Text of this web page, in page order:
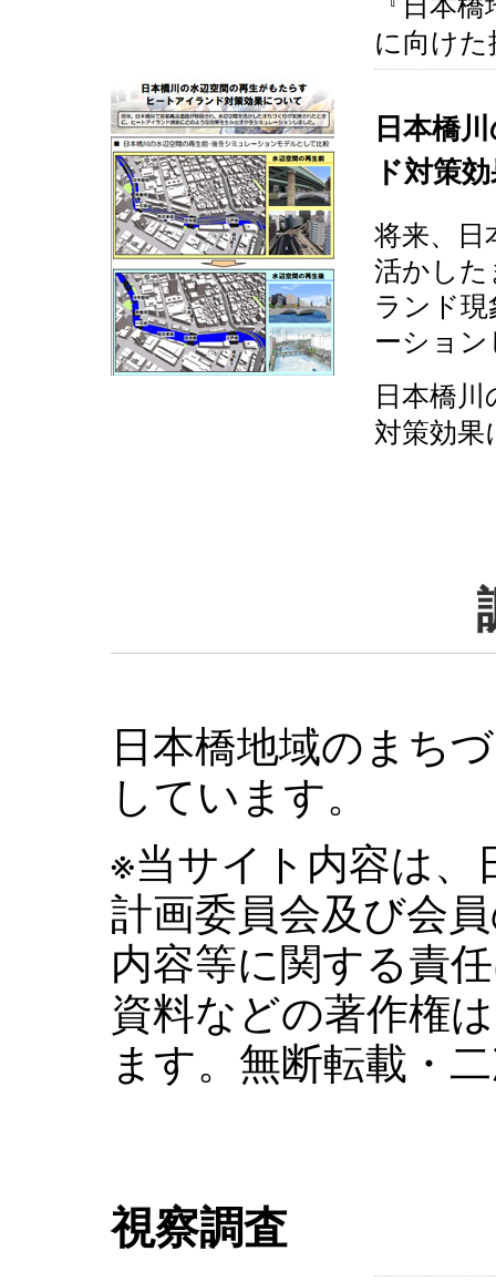
に向け
日本橋
ド対策
将来、日
活かし
ランド
ーショ
日本橋
対策効
日本橋地域のまち
しています。
※当サイト内容は、
計画委員会及び会
内容等に関する責
資料などの著作権
ます。無断転載・
視察調査